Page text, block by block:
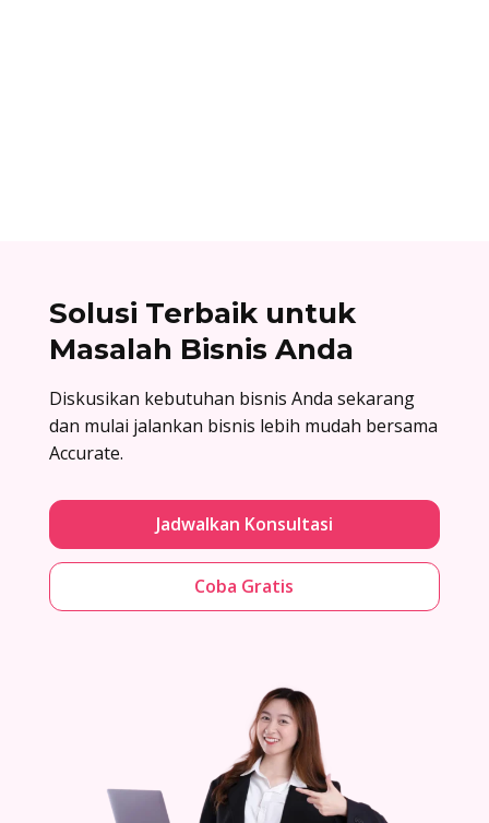
Solusi Terbaik untuk
Masalah Bisnis Anda
Diskusikan kebutuhan bisnis Anda sekarang
dan mulai jalankan bisnis lebih mudah bersama
Accurate.
Jadwalkan Konsultasi
Coba Gratis